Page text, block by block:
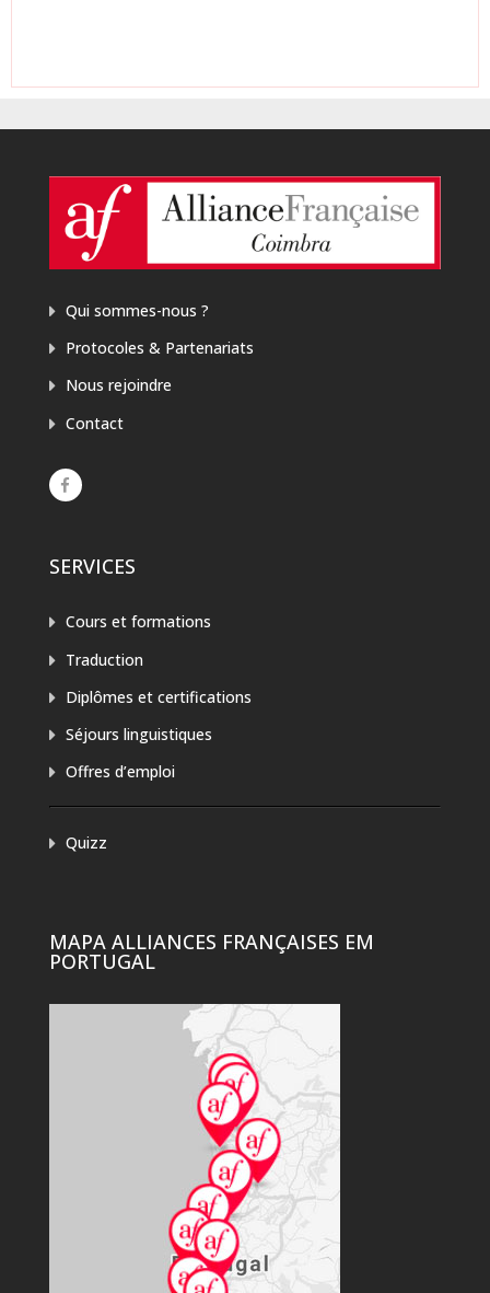
Qui sommes-nous ?
Protocoles & Partenariats
Nous rejoindre
Contact
SERVICES
Cours et formations
Traduction
Diplômes et certifications
Séjours linguistiques
Offres d’emploi
Quizz
MAPA ALLIANCES FRANÇAISES EM
PORTUGAL